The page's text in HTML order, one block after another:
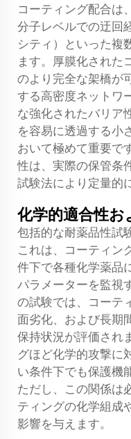
コーティング配合は
分子レベルでの迂回
シティ）といった複
ます。厚膜化された
のより完全な架橋が
する高密度ネットワ
な強化されたバリア
を容易に透過する小
おいて極めて重要で
性は、実際の保管条
試験法により定量的
化学的適合性お
包括的な耐薬品性試
これは、コーティン
件下で各種化学薬品
パラメーターを監視
の試験では、コーテ
面劣化、および長期
保持状況が評価され
グほど化学的攻撃に
い条件下でも保護機
ただし、この関係は
ティングの化学組成
影響を与えます。